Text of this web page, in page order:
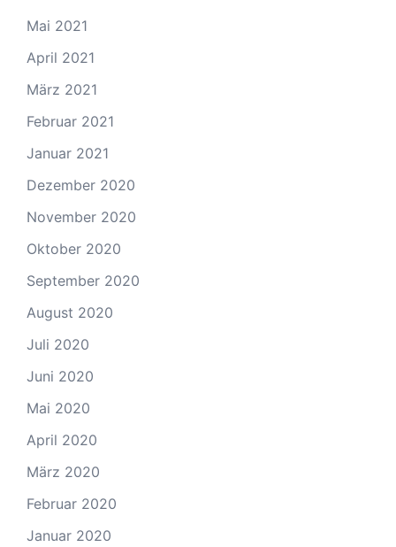
Mai 2021
April 2021
März 2021
Februar 2021
Januar 2021
Dezember 2020
November 2020
Oktober 2020
September 2020
August 2020
Juli 2020
Juni 2020
Mai 2020
April 2020
März 2020
Februar 2020
Januar 2020